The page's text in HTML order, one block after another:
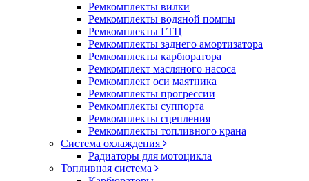
Ремкомплекты вилки
Ремкомплекты водяной помпы
Ремкомплекты ГТЦ
Ремкомплекты заднего амортизатора
Ремкомплекты карбюратора
Ремкомплект масляного насоса
Ремкомплект оси маятника
Ремкомплекты прогрессии
Ремкомплекты суппорта
Ремкомплекты сцепления
Ремкомплекты топливного крана
Система охлаждения
Радиаторы для мотоцикла
Топливная система